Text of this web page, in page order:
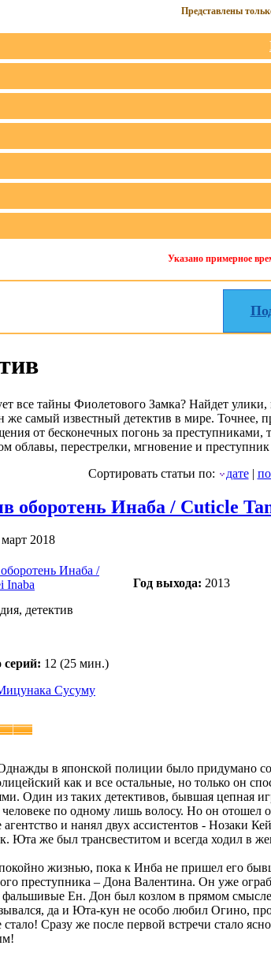
Представлены
Указано примерное
все тайны Фиолетового Замка? Найдет
же самый известный детектив в мире. Точнее,
от бесконечных погонь за преступниками,
облавы, перестрелки, мгновение и
Сортировать статьи по:
дате|
оборотень Инаба / Cuticle
2018
Год выхода: 2013
детектив
серий: 12 (25 мин.)
Сусуму
в японской полиции было придумано
как и все остальные, но только он
Один из таких детективов, бывшая
человеке по одному лишь волосу. Но он отошел
агентство и нанял двух ассистентов -
Юта же был трансвеститом и всегда ходил в
жизнью, пока к Инба не пришел его
преступника – Дона Валентина. Он уже
Ен. Дон был козлом в прямом
да и Юта-кун не особо любил Огино,
стало! Сразу же после первой встречи стало